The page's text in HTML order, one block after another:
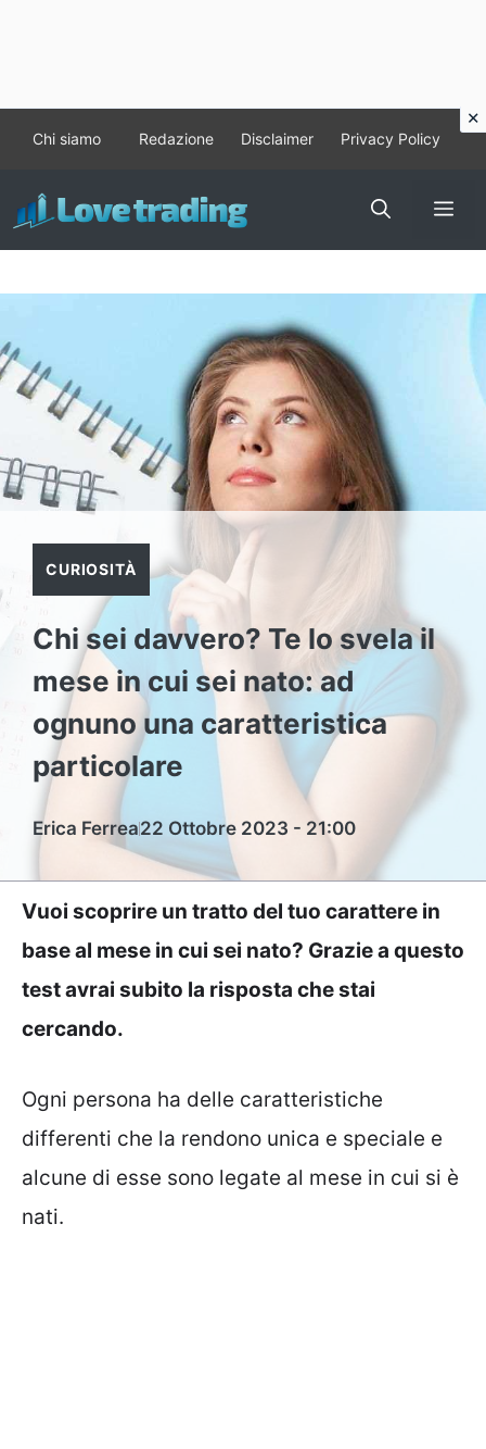
contenuto
Chi siamo Redazione Disclaimer Privacy Policy
CURIOSITÀ
Chi sei davvero? Te lo svela il
mese in cui sei nato: ad
ognuno una caratteristica
particolare
Erica Ferrea22 Ottobre 2023 - 21:00
Vuoi scoprire un tratto del tuo carattere in
base al mese in cui sei nato? Grazie a questo
test avrai subito la risposta che stai
cercando.
Ogni persona ha delle caratteristiche
differenti che la rendono unica e speciale e
alcune di esse sono legate al mese in cui si è
nati.